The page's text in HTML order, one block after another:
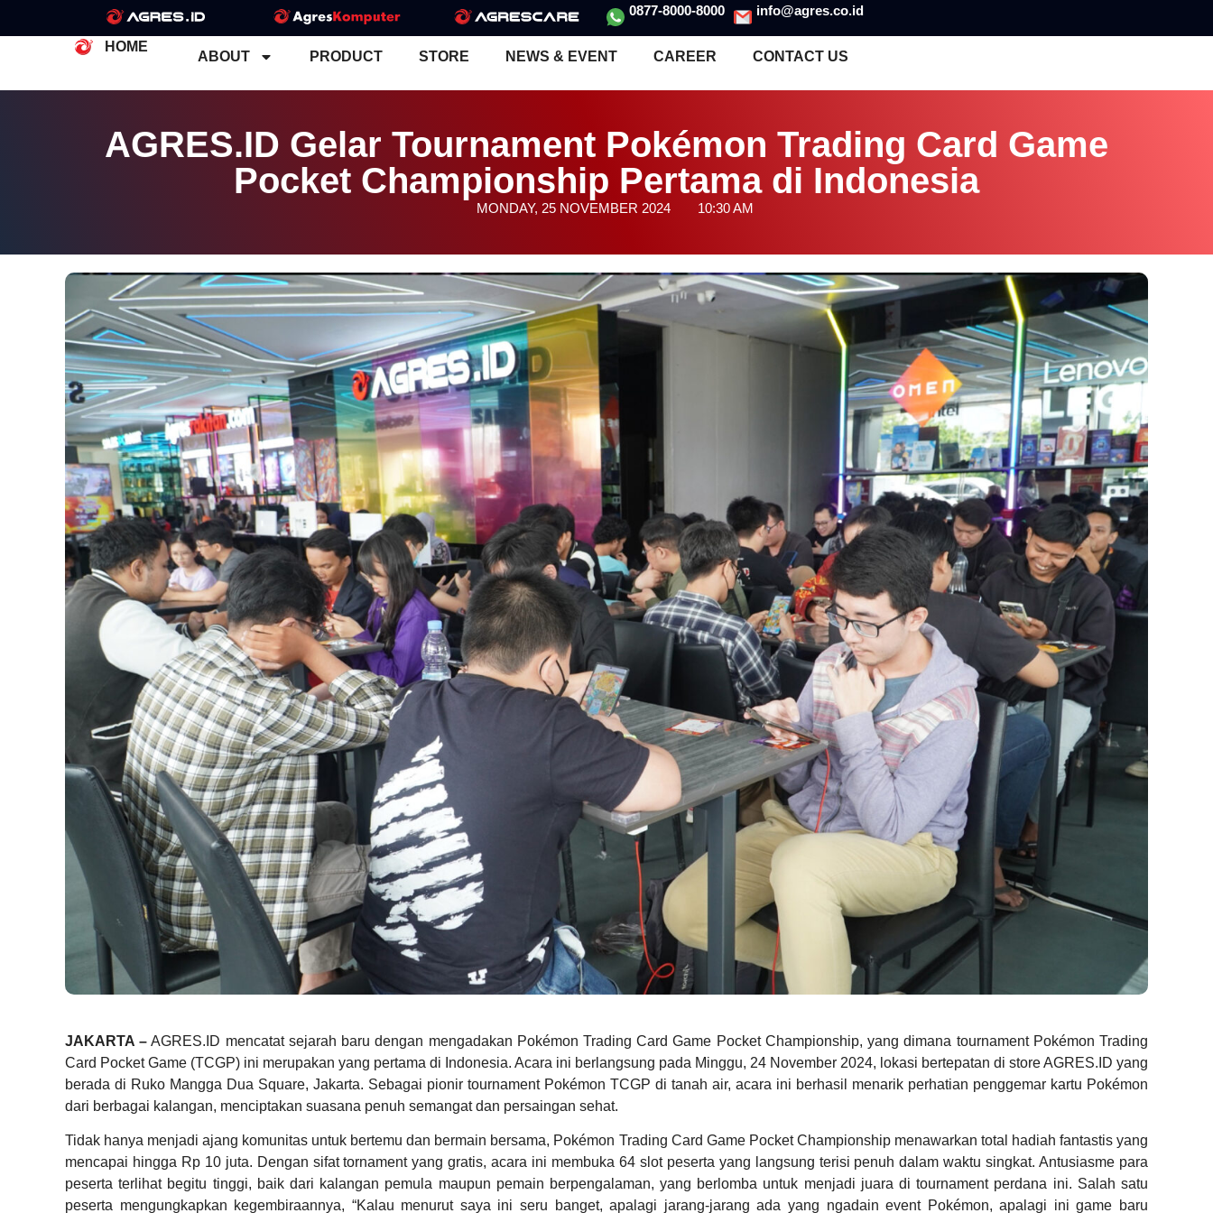
0877-8000-8000 info@agres.co.id
HOME
ABOUT PRODUCT STORE NEWS & EVENT CAREER CONTACT US
AGRES.ID Gelar Tournament Pokémon Trading Card Game
Pocket Championship Pertama di Indonesia
MONDAY, 25 NOVEMBER 2024 10:30 AM
JAKARTA – AGRES.ID mencatat sejarah baru dengan mengadakan Pokémon Trading Card Game Pocket Championship, yang dimana tournament Pokémon Trading
Card Pocket Game (TCGP) ini merupakan yang pertama di Indonesia. Acara ini berlangsung pada Minggu, 24 November 2024, lokasi bertepatan di store AGRES.ID yang
berada di Ruko Mangga Dua Square, Jakarta. Sebagai pionir tournament Pokémon TCGP di tanah air, acara ini berhasil menarik perhatian penggemar kartu Pokémon
dari berbagai kalangan, menciptakan suasana penuh semangat dan persaingan sehat.
Tidak hanya menjadi ajang komunitas untuk bertemu dan bermain bersama, Pokémon Trading Card Game Pocket Championship menawarkan total hadiah fantastis yang
mencapai hingga Rp 10 juta. Dengan sifat tornament yang gratis, acara ini membuka 64 slot peserta yang langsung terisi penuh dalam waktu singkat. Antusiasme para
peserta terlihat begitu tinggi, baik dari kalangan pemula maupun pemain berpengalaman, yang berlomba untuk menjadi juara di tournament perdana ini. Salah satu
peserta mengungkapkan kegembiraannya, “Kalau menurut saya ini seru banget, apalagi jarang-jarang ada yang ngadain event Pokémon, apalagi ini game baru